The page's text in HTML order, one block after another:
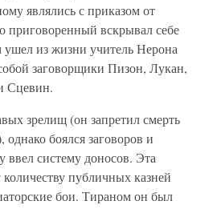
являлись с приказом от
приговоренный вскрывал себе
из жизни учитель Нерона
заговорщики Пизон, Лукан,
Сцевин.
зрелищ (он запретил смерть
однако боялся заговоров и
ввел систему доносов. Эта
публичных казней
бои. Тираном он был